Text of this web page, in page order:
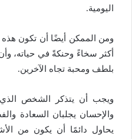
اليومية.
ومن الممكن أيضًا أن تكون هذه
أكثر سخاءً وحنكةً في حياته،
بلطف ومحبة تجاه الآخرين.
ويجب أن يتذكر الشخص الذي
والإحسان يجلبان السعادة
يحاول دائمًا أن يكون من